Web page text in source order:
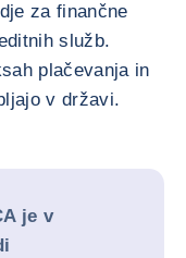
za finančne
služb.
plačevanja in
v državi.
je v